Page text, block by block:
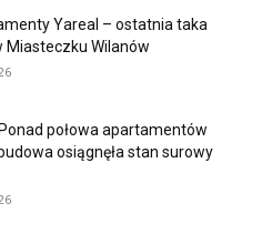
Yareal – ostatnia taka
Miasteczku Wilanów
połowa apartamentów
osiągnęła stan surowy